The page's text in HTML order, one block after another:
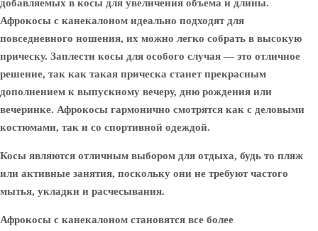
добавляемых в косы для увеличения объема и длины.
Афрокосы с канекалоном идеально подходят для
повседневного ношения, их можно легко собрать в высокую
прическу. Заплести косы для особого случая — это отличное
решение, так как такая прическа станет прекрасным
дополнением к выпускному вечеру, дню рождения или
вечеринке. Афрокосы гармонично смотрятся как с деловыми
костюмами, так и со спортивной одеждой.
Косы являются отличным выбором для отдыха, будь то пляж
или активные занятия, поскольку они не требуют частого
мытья, укладки и расчесывания.
Афрокосы с канекалоном становятся все более